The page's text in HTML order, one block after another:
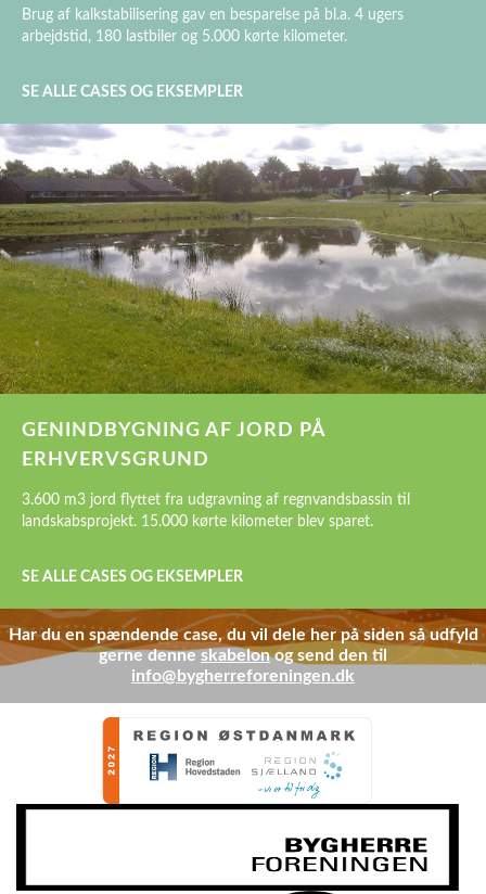
Brug af kalkstabilisering gav en besparelse på bl.a. 4 ugers
arbejdstid, 180 lastbiler og 5.000 kørte kilometer.
SE ALLE CASES OG EKSEMPLER
GENINDBYGNING AF JORD PÅ
ERHVERVSGRUND
3.600 m3 jord flyttet fra udgravning af regnvandsbassin til
landskabsprojekt. 15.000 kørte kilometer blev sparet.
SE ALLE CASES OG EKSEMPLER
Har du en spændende case, du vil dele her på siden så udfyld
gerne denneskabelonog send den til
info@bygherreforeningen.dk